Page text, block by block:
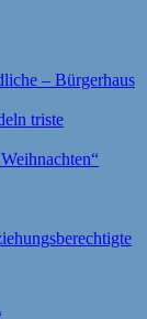
– Bürgerhaus
triste